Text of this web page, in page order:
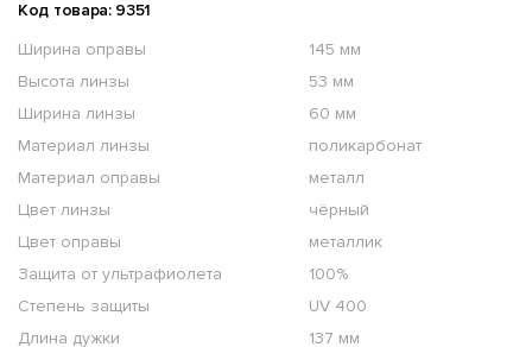
Код товара: 9351
Ширина оправы
145 мм
Высота линзы
53 мм
Ширина линзы
60 мм
Материал линзы
поликарбонат
Материал оправы
металл
Цвет линзы
чёрный
Цвет оправы
металлик
Защита от ультрафиолета
100%
Степень защиты
UV 400
Длина дужки
137 мм